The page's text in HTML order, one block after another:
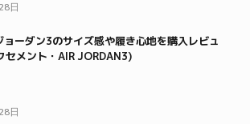
日
ョーダン3のサイズ感や履き心地を購入レビュ
セメント・AIR JORDAN3)
日